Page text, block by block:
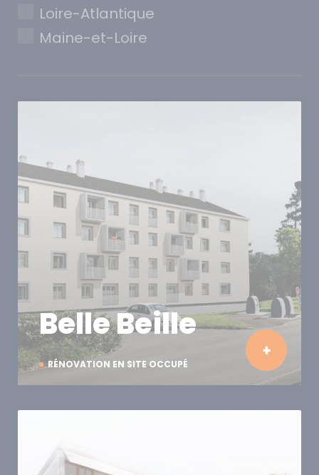
Loire-Atlantique
Maine-et-Loire
RÉNOVATION EN SITE OCCUPÉ
Belle Beille